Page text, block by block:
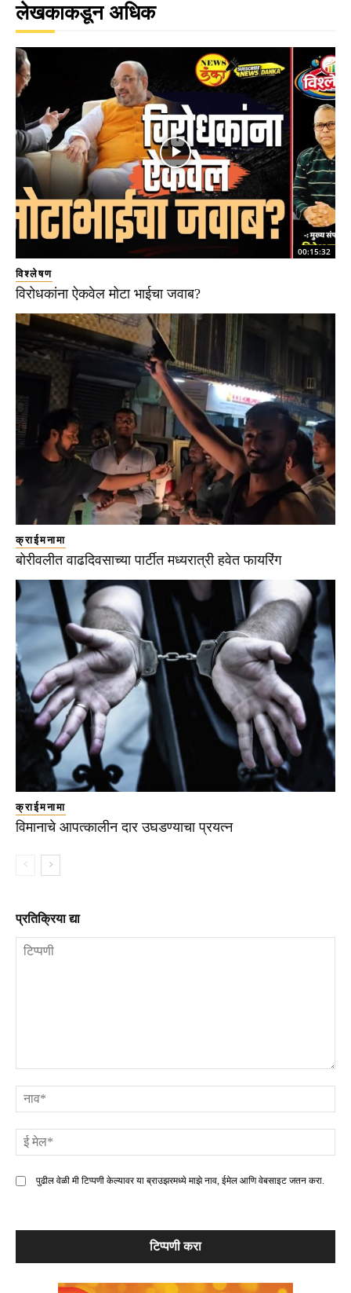
लेखकाकडून अधिक
00:15:32
विश्लेषण
विरोधकांना ऐकवेल मोटा भाईचा जवाब?
क्राईमनामा
बोरीवलीत वाढदिवसाच्या पार्टीत मध्यरात्री हवेत फायरिंग
क्राईमनामा
विमानाचे आपत्कालीन दार उघडण्याचा प्रयत्न
प्रतिक्रिया द्या
पुढील वेळी मी टिप्पणी केल्यावर या ब्राउझरमध्ये माझे नाव, ईमेल आणि वेबसाइट जतन करा.